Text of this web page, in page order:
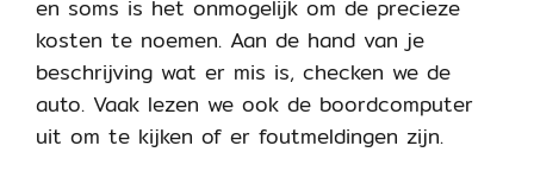
en soms is het onmogelijk om de precieze
kosten te noemen. Aan de hand van je
beschrijving wat er mis is, checken we de
auto. Vaak lezen we ook de boordcomputer
uit om te kijken of er foutmeldingen zijn.